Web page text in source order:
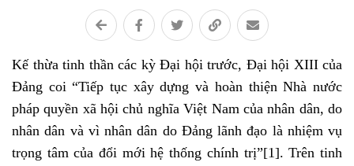
Kế thừa tinh thần các kỳ Đại hội trước, Đại hội XIII của
Đảng coi “Tiếp tục xây dựng và hoàn thiện Nhà nước
pháp quyền xã hội chủ nghĩa Việt Nam của nhân dân, do
nhân dân và vì nhân dân do Đảng lãnh đạo là nhiệm vụ
trọng tâm của đổi mới hệ thống chính trị”[1]. Trên tinh